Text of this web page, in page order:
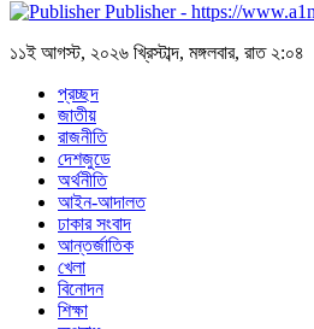
Publisher - https://
১১ই আগস্ট, ২০২৬ খ্রিস্টাব্দ, মঙ্গলবার, রাত ২:০৪
প্রচ্ছদ
জাতীয়
রাজনীতি
দেশজুডে
অর্থনীতি
আইন-আদালত
ঢাকার সংবাদ
আন্তর্জাতিক
খেলা
বিনোদন
শিক্ষা